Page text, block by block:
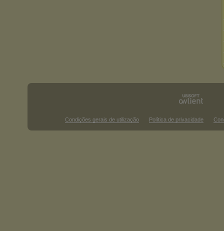
Condições gerais de utilização Política de privacidade